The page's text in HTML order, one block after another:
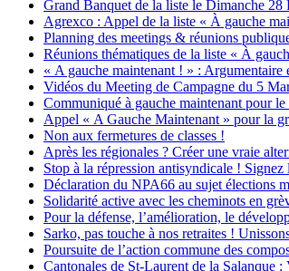
Grand Banquet de la liste le Dimanche 28
Agrexco : Appel de la liste « À gauche
Planning des meetings & réunions
Réunions thématiques de la liste « À
« A gauche maintenant ! » : Argumentaire
Vidéos du Meeting de Campagne du 5
Communiqué à gauche maintenant pour
Appel « A Gauche Maintenant » pour la
Non aux fermetures de classes !
Après les régionales ? Créer une vraie
Stop à la répression antisyndicale !
Déclaration du NPA66 au sujet élections
Solidarité active avec les cheminots en
Pour la défense, l’amélioration, le
Sarko, pas touche à nos retraites !
Poursuite de l’action commune des
Cantonales de St-Laurent de la Salanque :